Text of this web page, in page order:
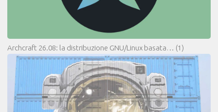
Archcraft 26.08: la distribuzione GNU/Linux basata… (1)